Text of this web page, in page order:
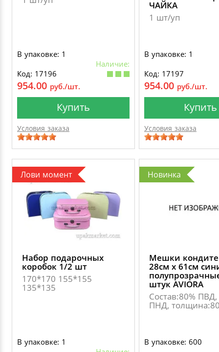
В упаковке: 1
Наличие:
Код: 17196
954.00 руб./шт.
Купить
Условия заказа
ЧАЙКА
1 шт/уп
В упаковке: 1
Код: 17197
954.00 руб./шт.
Купить
Условия заказа
Лови момент
Набор подарочных
коробок 1/2 шт
170*170 155*155
135*135
В упаковке: 1
Новинка
Мешки
28см х 61см
штук AVIORA
Состав:80% ПВД,
ПНД,
В упаковке: 600